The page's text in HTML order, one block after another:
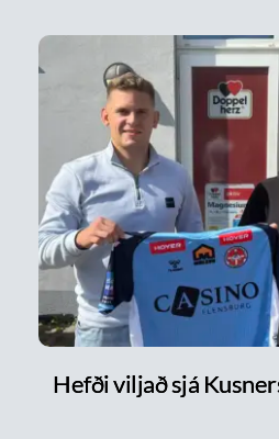
Hefði viljað sjá